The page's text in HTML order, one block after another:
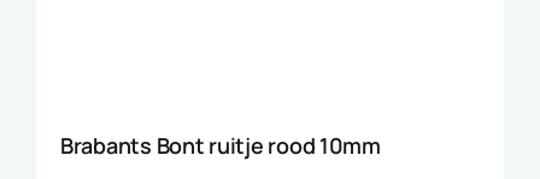
Brabants Bont ruitje rood 10mm